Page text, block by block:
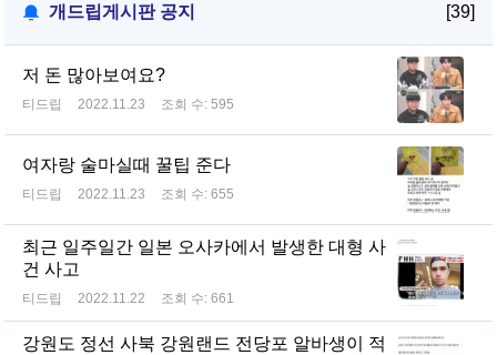
개드립게시판 공지 [39]
저 돈 많아보여요?
티드립 2022.11.23 조회 수: 595
여자랑 술마실때 꿀팁 준다
티드립 2022.11.23 조회 수: 655
최근 일주일간 일본 오사카에서 발생한 대형 사
건 사고
티드립 2022.11.22 조회 수: 661
강원도 정선 사북 강원랜드 전당포 알바생이 적